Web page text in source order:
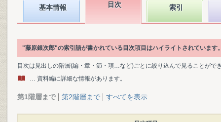
基本情報 目次 索引
"藤原銀次郎"の索引語が書かれている目次項目はハイライトされています
目次は見出しの階層(編・章・節・項…など)ごとに絞り込んで見ることがで
… 資料編に詳細な情報があります。
第1階層まで 第2階層まで すべてを表示